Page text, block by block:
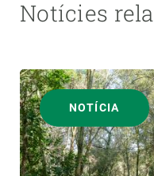
Notícies
NOTÍCIA